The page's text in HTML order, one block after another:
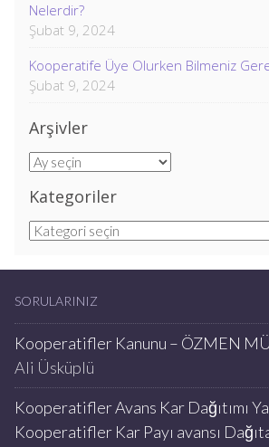
Nelerdir?
Şubat 9, 2024
Kooperatife Üye Olurken Bilmeniz
Şubat 9, 2024
Arşivler
Arşivler
Kategoriler
Kategoriler
SORULARINIZ
Kooperatifler Kanunu – ÖZMEN
Ali Üsküplü
Kooperatifler Avans Kar Dağıtımı
Kooperatifler Kar Payı avansı